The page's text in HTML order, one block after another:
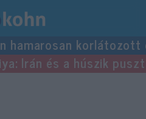
hamarosan
Irán és a húszik